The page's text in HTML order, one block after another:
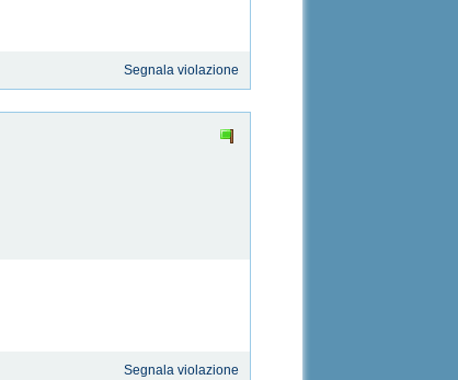
Segnala violazione
Segnala violazione